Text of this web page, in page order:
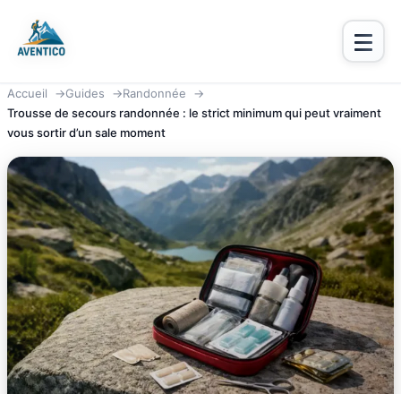
Aventico
Accueil Guides
Randonnée
Trousse de secours randonnée : le strict minimum qui peut vraiment
vous sortir d’un sale moment